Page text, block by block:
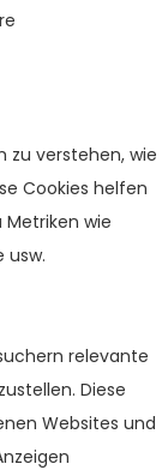
zu verstehen, wie
Cookies helfen
wie
usw.
relevante
Diese
Websites und